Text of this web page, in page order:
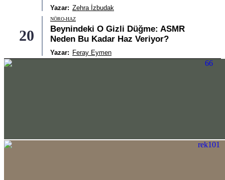
Yazar: Zehra İzbudak
20
NÖRO-HAZ
Beynindeki O Gizli Düğme: ASMR
Neden Bu Kadar Haz Veriyor?
Yazar: Feray Eymen